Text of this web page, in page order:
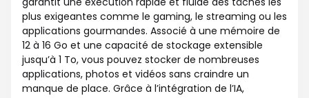
plus exigeantes comme le gaming, le streaming ou les
applications gourmandes. Associé à une mémoire de
12 à 16 Go et une capacité de stockage extensible
jusqu’à 1 To, vous pouvez stocker de nombreuses
applications, photos et vidéos sans craindre un
manque de place. Grâce à l’intégration de l’IA,